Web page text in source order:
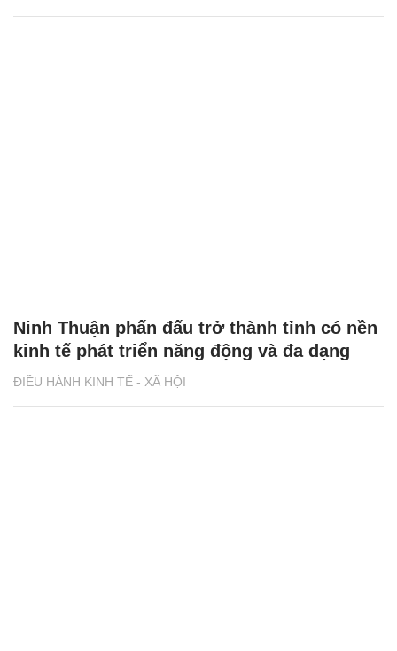
ĐIỀU HÀNH KINH TẾ - XÃ HỘI
Ninh Thuận phấn đấu trở thành tỉnh có nền
kinh tế phát triển năng động và đa dạng